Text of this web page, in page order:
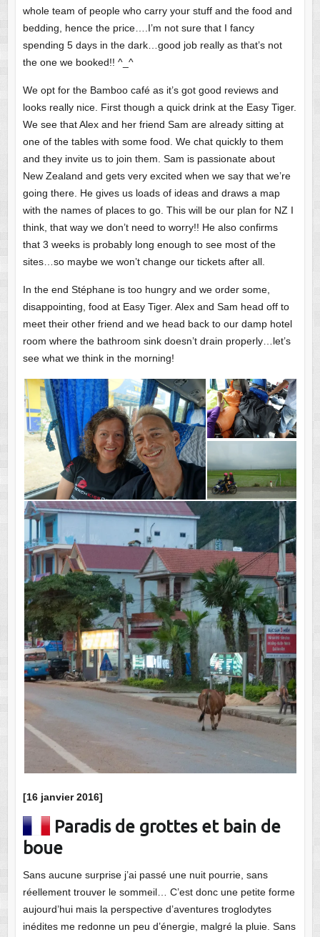
whole team of people who carry your stuff and the food and
bedding, hence the price….I’m not sure that I fancy
spending 5 days in the dark…good job really as that’s not
the one we booked!! ^_^
We opt for the Bamboo café as it’s got good reviews and
looks really nice. First though a quick drink at the Easy Tiger.
We see that Alex and her friend Sam are already sitting at
one of the tables with some food. We chat quickly to them
and they invite us to join them. Sam is passionate about
New Zealand and gets very excited when we say that we’re
going there. He gives us loads of ideas and draws a map
with the names of places to go. This will be our plan for NZ I
think, that way we don’t need to worry!! He also confirms
that 3 weeks is probably long enough to see most of the
sites…so maybe we won’t change our tickets after all.
In the end Stéphane is too hungry and we order some,
disappointing, food at Easy Tiger. Alex and Sam head off to
meet their other friend and we head back to our damp hotel
room where the bathroom sink doesn’t drain properly…let’s
see what we think in the morning!
[16 janvier 2016]
Paradis de grottes et bain de
boue
Sans aucune surprise j’ai passé une nuit pourrie, sans
réellement trouver le sommeil… C’est donc une petite forme
aujourd’hui mais la perspective d’aventures troglodytes
inédites me redonne un peu d’énergie, malgré la pluie. Sans